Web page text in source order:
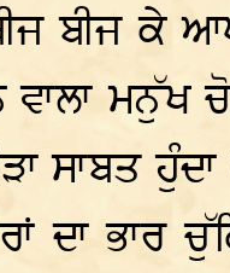
ਬੀਜ ਕੇ
ਮਨੁੱਖ
ਸਾਬਤ
ਦਾ